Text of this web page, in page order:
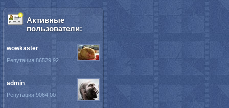
Активные
пользователи:
wowkaster
Репутация 86529.92
admin
Репутация 9064.00